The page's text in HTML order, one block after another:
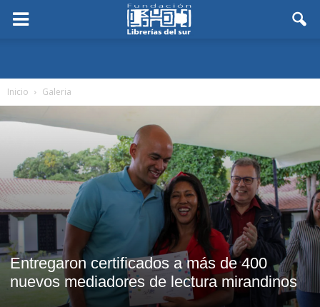
Inicio Galeria
Entregaron certificados a más de 400
nuevos mediadores de lectura mirandinos